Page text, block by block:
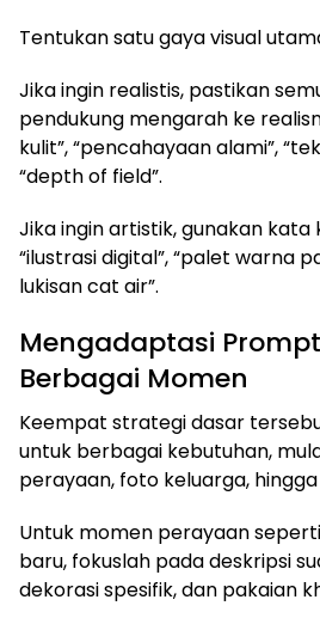
Tentukan satu gaya visual
Jika ingin realistis, pastikan
pendukung mengarah ke
kulit”, “pencahayaan alami”,
“depth of field”.
Jika ingin artistik, gunakan kata
“ilustrasi digital”, “palet warna
lukisan cat air”.
Mengadaptasi
Berbagai Momen
Keempat strategi dasar
untuk berbagai kebutuhan,
perayaan, foto keluarga,
Untuk momen perayaan
baru, fokuslah pada deskripsi
dekorasi spesifik, dan pakaian